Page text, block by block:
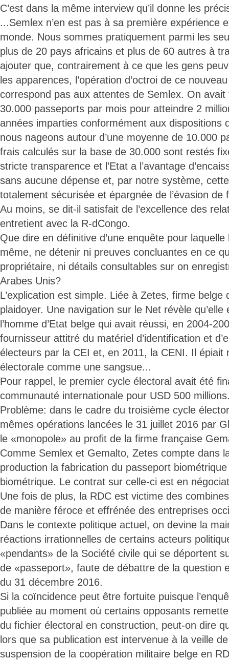
C’est dans la même interview qu’il donne les
...Semlex n’en est pas à sa première expérience
monde. Nous sommes pratiquement parmi les
plus de 20 pays africains et plus de 60 autres à
ajouter que, contrairement à ce que les gens
les apparences, l’opération d’octroi de ce
correspond pas aux attentes de Semlex. On
30.000 passeports par mois pour atteindre 2
années imparties conformément aux dispositions
nous nageons autour d’une moyenne de 10.000
frais calculés sur la base de 30.000 sont restés
stricte transparence et l’Etat a l’avantage
sans aucune dépense et, par notre système,
totalement sécurisée et épargnée de l’évasion de
Au moins, se dit-il satisfait de l’excellence des
entretient avec la R-dCongo.
Que dire en définitive d’une enquête pour laquelle
même, ne détenir ni preuves concluantes en ce
propriétaire, ni détails consultables sur on
Arabes Unis?
L’explication est simple. Liée à Zetes, firme belge
plaidoyer. Une navigation sur le Net révèle
l’homme d’Etat belge qui avait réussi, en 2004-
fournisseur attitré du matériel d’identification et
électeurs par la CEI et, en 2011, la CENI. Il épiait
électorale comme une sangsue...
Pour rappel, le premier cycle électoral avait été
communauté internationale pour USD 500
Problème: dans le cadre du troisième cycle
mêmes opérations lancées le 31 juillet 2016 par
le «monopole» au profit de la firme française
Comme Semlex et Gemalto, Zetes compte dans
production la fabrication du passeport
biométrique. Le contrat sur celle-ci est en
Une fois de plus, la RDC est victime des
de manière féroce et effrénée des entreprises
Dans le contexte politique actuel, on devine la
réactions irrationnelles de certains acteurs
«pendants» de la Société civile qui se déportent
de «passeport», faute de débattre de la question
du 31 décembre 2016.
Si la coïncidence peut être fortuite puisque
publiée au moment où certains opposants
du fichier électoral en construction, peut-on dire
lors que sa publication est intervenue à la veille
suspension de la coopération militaire belge en